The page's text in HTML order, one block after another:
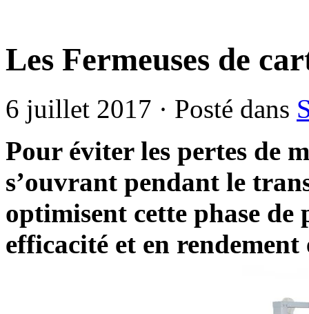
Les Fermeuses de
6 juillet 2017 · Posté dans
Pour éviter les pertes de
s’ouvrant pendant le
optimisent cette phase
efficacité et en